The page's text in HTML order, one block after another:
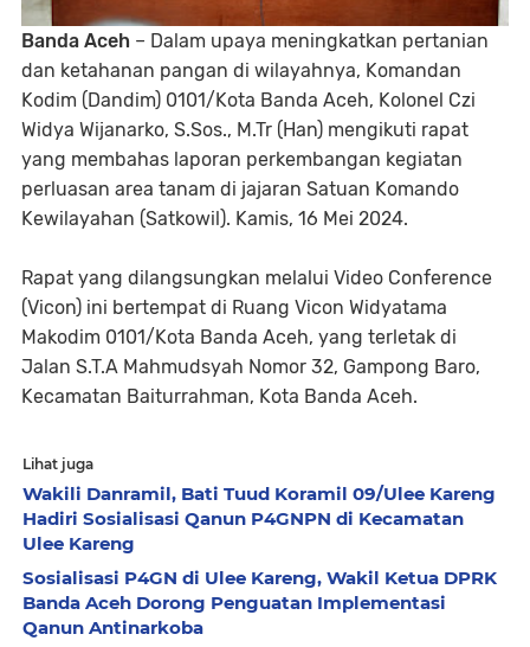
Banda Aceh – Dalam upaya meningkatkan pertanian
dan ketahanan pangan di wilayahnya, Komandan
Kodim (Dandim) 0101/Kota Banda Aceh, Kolonel Czi
Widya Wijanarko, S.Sos., M.Tr (Han) mengikuti rapat
yang membahas laporan perkembangan kegiatan
perluasan area tanam di jajaran Satuan Komando
Kewilayahan (Satkowil). Kamis, 16 Mei 2024.
Rapat yang dilangsungkan melalui Video Conference
(Vicon) ini bertempat di Ruang Vicon Widyatama
Makodim 0101/Kota Banda Aceh, yang terletak di
Jalan S.T.A Mahmudsyah Nomor 32, Gampong Baro,
Kecamatan Baiturrahman, Kota Banda Aceh.
Lihat juga
Wakili Danramil, Bati Tuud Koramil 09/Ulee Kareng
Hadiri Sosialisasi Qanun P4GNPN di Kecamatan
Ulee Kareng
Sosialisasi P4GN di Ulee Kareng, Wakil Ketua DPRK
Banda Aceh Dorong Penguatan Implementasi
Qanun Antinarkoba